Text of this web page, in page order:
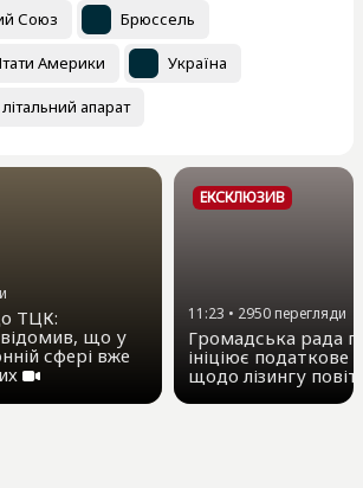
Союз Брюссель
Америки Україна
апарат
ТЦК:
що у
сфері вже
ЕКСКЛЮЗИВ
11:23 • 2950перегляди
Громадська рада
ініціює податкове
щодо лізингу